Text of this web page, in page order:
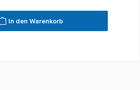
In den Warenkorb